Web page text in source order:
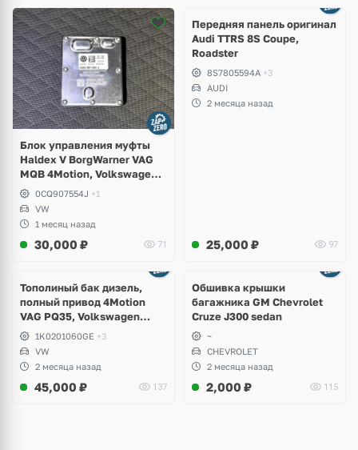
Блок управления муфты
Haldex V BorgWarner VAG
MQB 4Motion, Volkswagen
Tiguan
0CQ907554J +1
VW
1 месяц назад
30,000 ₽ 71
2 фото
Передняя панель оригинал
Audi TTRS 8S Coupe,
Roadster
8S7805594A +3
AUDI
2 месяца назад
25,000 ₽ 97
Тополиный бак дизель,
полный привод 4Motion
VAG PQ35, Volkswagen
Scirocco, Golf V, VI, Skoda
Yeti, Octavia A5, Superb,
Audi A3, Seat Altea
1K0201060GE +3
VW
2 месяца назад
45,000 ₽ 137
Обшивка крышки
багажника GM Chevrolet
Cruze J300 sedan
~
CHEVROLET
2 месяца назад
2,000 ₽ 115